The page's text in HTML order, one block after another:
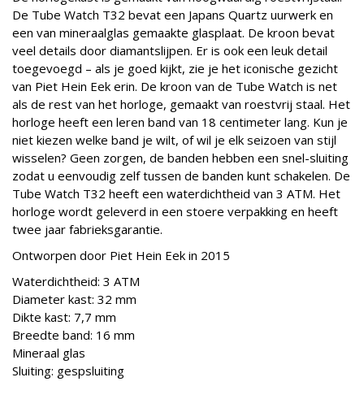
De Tube Watch T32 bevat een Japans Quartz uurwerk en
een van mineraalglas gemaakte glasplaat. De kroon bevat
veel details door diamantslijpen. Er is ook een leuk detail
toegevoegd – als je goed kijkt, zie je het iconische gezicht
van Piet Hein Eek erin. De kroon van de Tube Watch is net
als de rest van het horloge, gemaakt van roestvrij staal. Het
horloge heeft een leren band van 18 centimeter lang. Kun je
niet kiezen welke band je wilt, of wil je elk seizoen van stijl
wisselen? Geen zorgen, de banden hebben een snel-sluiting
zodat u eenvoudig zelf tussen de banden kunt schakelen. De
Tube Watch T32 heeft een waterdichtheid van 3 ATM. Het
horloge wordt geleverd in een stoere verpakking en heeft
twee jaar fabrieksgarantie.
Ontworpen door Piet Hein Eek in 2015
Waterdichtheid: 3 ATM
Diameter kast: 32 mm
Dikte kast: 7,7 mm
Breedte band: 16 mm
Mineraal glas
Sluiting: gespsluiting